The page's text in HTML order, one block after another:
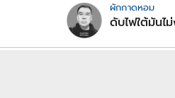
ผักกาดหอม
ดับไฟใต้มันไ